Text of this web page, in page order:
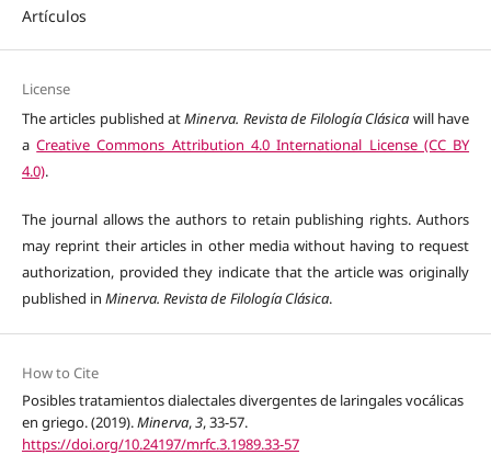
Artículos
License
The articles published atMinerva. Revista de Filología Clásica will have
aCreative Commons Attribution 4.0 International License (CC BY
4.0).
The journal allows the authors to retain publishing rights. Authors
may reprint their articles in other media without having to request
authorization, provided they indicate that the article was originally
published in Minerva. Revista de Filología Clásica.
How to Cite
Posibles tratamientos dialectales divergentes de laringales vocálicas
en griego. (2019).Minerva,3, 33-57.
https://doi.org/10.24197/mrfc.3.1989.33-57